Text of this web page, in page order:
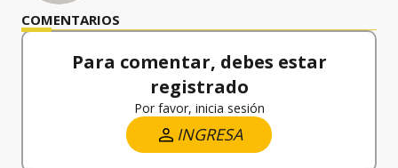
COMENTARIOS
Para comentar, debes estar
registrado
Por favor, inicia sesión
INGRESA